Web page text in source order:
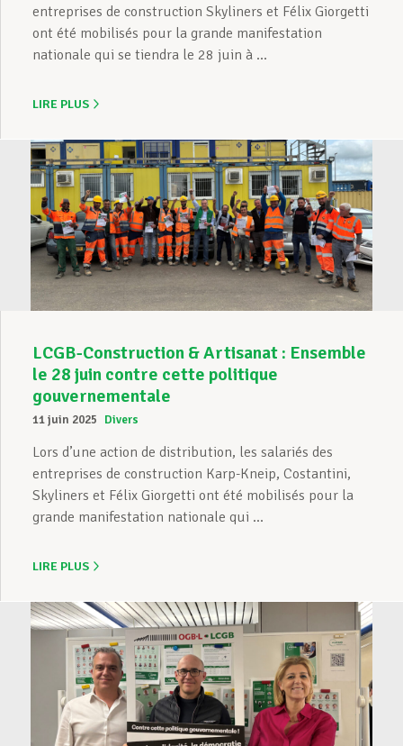
entreprises de construction Skyliners et Félix Giorgetti
ont été mobilisés pour la grande manifestation
nationale qui se tiendra le 28 juin à ...
LIRE PLUS
LCGB-Construction & Artisanat : Ensemble
le 28 juin contre cette politique
gouvernementale
11 juin 2025 Divers
Lors d’une action de distribution, les salariés des
entreprises de construction Karp-Kneip, Costantini,
Skyliners et Félix Giorgetti ont été mobilisés pour la
grande manifestation nationale qui ...
LIRE PLUS